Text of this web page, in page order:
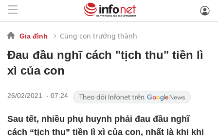
Gia đình Cùng con trưởng thành
Đau đầu nghĩ cách "tịch thu" tiền lì
xì của con
26/02/2021 - 07:24
Sau tết, nhiều phụ huynh phải đau đầu nghĩ
cách “tịch thu” tiền lì xì của con, nhất là khi khi